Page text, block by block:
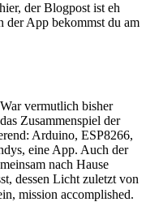
der Blogpost ist eh
App bekommst du am
vermutlich bisher
Zusammenspiel der
Arduino, ESP8266,
eine App. Auch der
nach Hause
dessen Licht zuletzt von
mission accomplished.